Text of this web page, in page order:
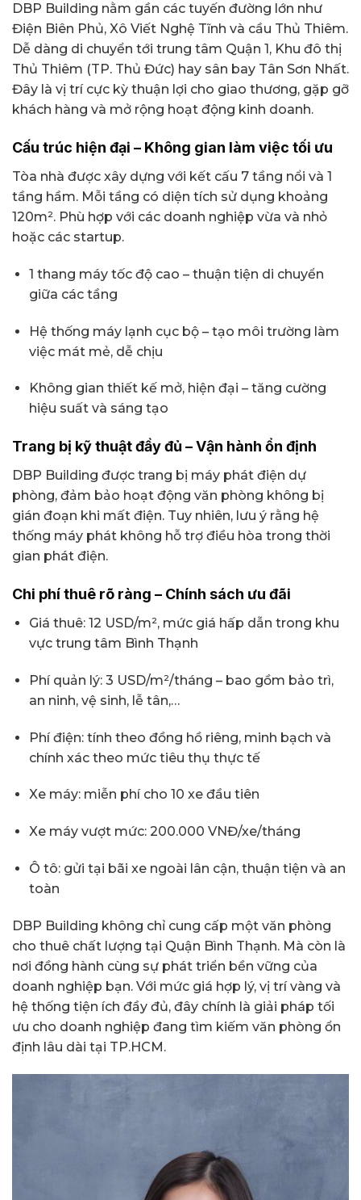
DBP Building nằm gần các tuyến đường lớn như
Điện Biên Phủ, Xô Viết Nghệ Tĩnh và cầu Thủ Thiêm.
Dễ dàng di chuyển tới trung tâm Quận 1, Khu đô thị
Thủ Thiêm (TP. Thủ Đức) hay sân bay Tân Sơn Nhất.
Đây là vị trí cực kỳ thuận lợi cho giao thương, gặp gỡ
khách hàng và mở rộng hoạt động kinh doanh.
Cấu trúc hiện đại – Không gian làm việc tối ưu
Tòa nhà được xây dựng với kết cấu 7 tầng nổi và 1
tầng hầm. Mỗi tầng có diện tích sử dụng khoảng
120m². Phù hợp với các doanh nghiệp vừa và nhỏ
hoặc các startup.
1 thang máy tốc độ cao – thuận tiện di chuyển
giữa các tầng
Hệ thống máy lạnh cục bộ – tạo môi trường làm
việc mát mẻ, dễ chịu
Không gian thiết kế mở, hiện đại – tăng cường
hiệu suất và sáng tạo
Trang bị kỹ thuật đầy đủ – Vận hành ổn định
DBP Building được trang bị máy phát điện dự
phòng, đảm bảo hoạt động văn phòng không bị
gián đoạn khi mất điện. Tuy nhiên, lưu ý rằng hệ
thống máy phát không hỗ trợ điều hòa trong thời
gian phát điện.
Chi phí thuê rõ ràng – Chính sách ưu đãi
Giá thuê: 12 USD/m², mức giá hấp dẫn trong khu
vực trung tâm Bình Thạnh
Phí quản lý: 3 USD/m²/tháng – bao gồm bảo trì,
an ninh, vệ sinh, lễ tân,…
Phí điện: tính theo đồng hồ riêng, minh bạch và
chính xác theo mức tiêu thụ thực tế
Xe máy: miễn phí cho 10 xe đầu tiên
Xe máy vượt mức: 200.000 VNĐ/xe/tháng
Ô tô: gửi tại bãi xe ngoài lân cận, thuận tiện và an
toàn
DBP Building không chỉ cung cấp một văn phòng
cho thuê chất lượng tại Quận Bình Thạnh. Mà còn là
nơi đồng hành cùng sự phát triển bền vững của
doanh nghiệp bạn. Với mức giá hợp lý, vị trí vàng và
hệ thống tiện ích đầy đủ, đây chính là giải pháp tối
ưu cho doanh nghiệp đang tìm kiếm văn phòng ổn
định lâu dài tại TP.HCM.